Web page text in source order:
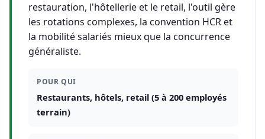
restauration, l'hôtellerie et le retail, l'outil gère
les rotations complexes, la convention HCR et
la mobilité salariés mieux que la concurrence
généraliste.
POUR QUI
Restaurants, hôtels, retail (5 à 200 employés
terrain)